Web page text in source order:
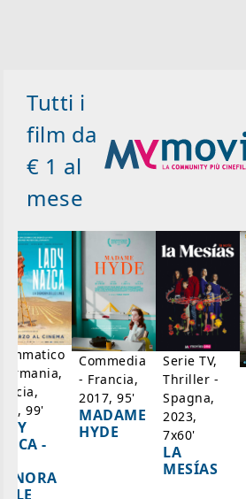
Tutti i
film da
€ 1 al
mese
99'
-
Commedia
- Francia,
2017, 95'
MADAME
HYDE
Serie TV,
Thriller -
Spagna,
2023,
7x60'
LA
MESÍAS